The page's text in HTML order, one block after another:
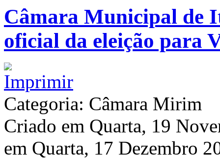
Câmara Municipal de
oficial da eleição para
Categoria: Câmara Mirim
Criado em Quarta, 19
em Quarta, 17 Dezembro